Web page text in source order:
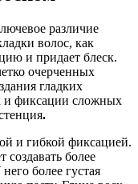
различие
волос, как
и придает блеск.
очерченных
гладких
и фиксации сложных
.
и гибкой фиксацией.
создавать более
более густая